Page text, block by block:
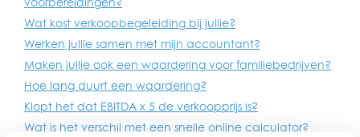
Wat kost verkoopbegeleiding bij jullie?
Werken jullie samen met mijn accountant?
Maken jullie ook een waardering voor familiebedrijven?
Hoe lang duurt een waardering?
Klopt het dat EBITDA x 5 de verkoopprijs is?
Wat is het verschil met een snelle online calculator?